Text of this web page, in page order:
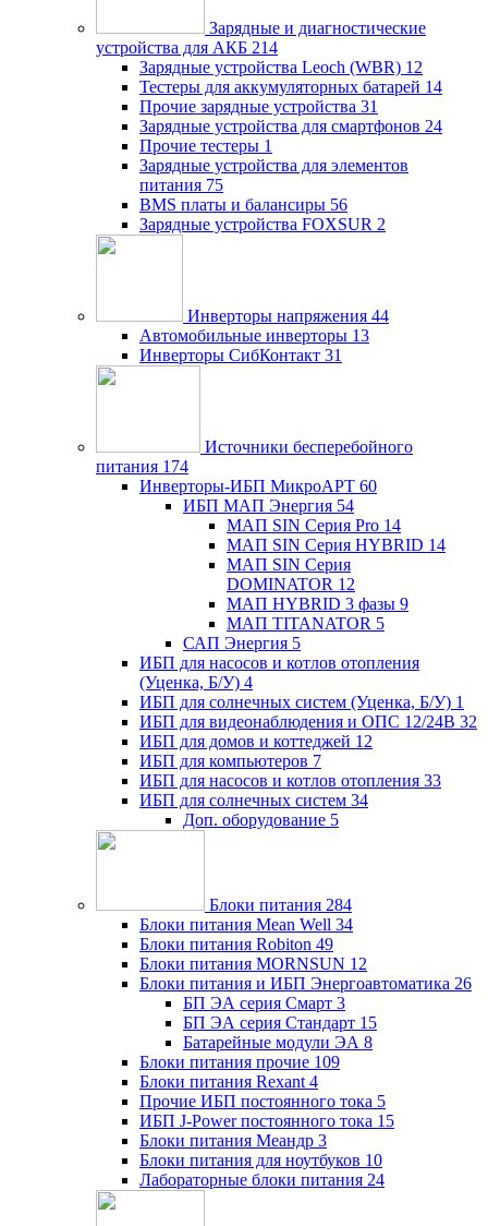
Зарядные и диагностические
устройства для АКБ 214
Зарядные устройства Leoch (WBR) 12
Тестеры для аккумуляторных батарей 14
Прочие зарядные устройства 31
Зарядные устройства для смартфонов 24
Прочие тестеры 1
Зарядные устройства для элементов
питания 75
BMS платы и балансиры 56
Зарядные устройства FOXSUR 2
Инверторы напряжения 44
Автомобильные инверторы 13
Инверторы СибКонтакт 31
Источники бесперебойного
питания 174
Инверторы-ИБП МикроАРТ 60
ИБП МАП Энергия 54
МАП SIN Серия Pro 14
МАП SIN Серия HYBRID 14
МАП SIN Серия
DOMINATOR 12
МАП HYBRID 3 фазы 9
МАП TITANATOR 5
САП Энергия 5
ИБП для насосов и котлов отопления
(Уценка, Б/У) 4
ИБП для солнечных систем (Уценка, Б/У) 1
ИБП для видеонаблюдения и ОПС 12/24В 32
ИБП для домов и коттеджей 12
ИБП для компьютеров 7
ИБП для насосов и котлов отопления 33
ИБП для солнечных систем 34
Доп. оборудование 5
Блоки питания 284
Блоки питания Mean Well 34
Блоки питания Robiton 49
Блоки питания MORNSUN 12
Блоки питания и ИБП Энергоавтоматика 26
БП ЭА серия Смарт 3
БП ЭА серия Стандарт 15
Батарейные модули ЭА 8
Блоки питания прочие 109
Блоки питания Rexant 4
Прочие ИБП постоянного тока 5
ИБП J-Power постоянного тока 15
Блоки питания Меандр 3
Блоки питания для ноутбуков 10
Лабораторные блоки питания 24